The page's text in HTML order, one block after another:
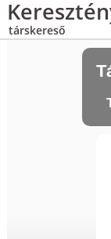
társkereső